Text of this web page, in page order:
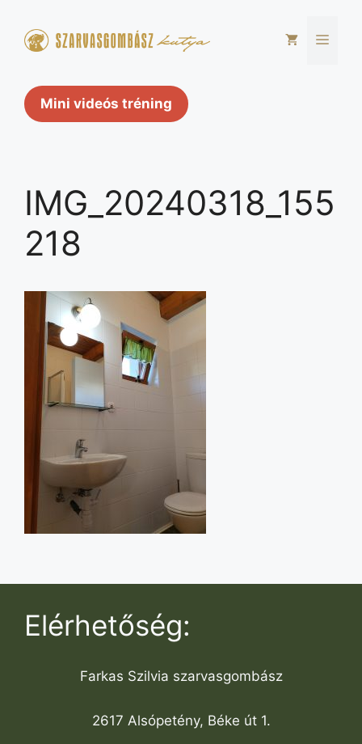
tartalomba
Mini videós tréning
IMG_20240318_155
218
Elérhetőség:
Farkas Szilvia szarvasgombász
2617 Alsópetény, Béke út 1.